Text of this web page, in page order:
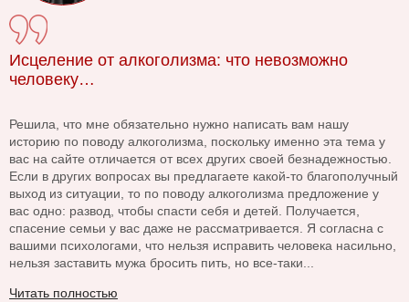
Исцеление от алкоголизма: что невозможно
человеку…
Решила, что мне обязательно нужно написать вам нашу
историю по поводу алкоголизма, поскольку именно эта тема у
вас на сайте отличается от всех других своей безнадежностью.
Если в других вопросах вы предлагаете какой-то благополучный
выход из ситуации, то по поводу алкоголизма предложение у
вас одно: развод, чтобы спасти себя и детей. Получается,
спасение семьи у вас даже не рассматривается. Я согласна с
вашими психологами, что нельзя исправить человека насильно,
нельзя заставить мужа бросить пить, но все-таки...
Читать полностью